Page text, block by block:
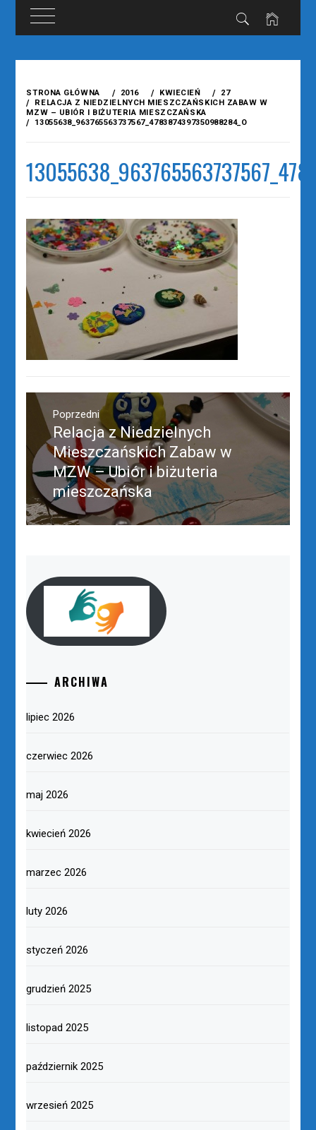
treści
STRONA GŁÓWNA 2016 KWIECIEŃ
27
RELACJA Z NIEDZIELNYCH MIESZCZAŃSKICH ZABAW W
MZW – UBIÓR I BIŻUTERIA MIESZCZAŃSKA
13055638_963765563737567_4783874397350988284_O
Nawigacja
wpisuPoprzedni
Poprzedni
wpis:
Relacja z Niedzielnych
Mieszczańskich Zabaw w
MZW – Ubiór i biżuteria
mieszczańska
ARCHIWA
lipiec 2026
czerwiec 2026
maj 2026
kwiecień 2026
marzec 2026
luty 2026
styczeń 2026
grudzień 2025
listopad 2025
październik 2025
wrzesień 2025